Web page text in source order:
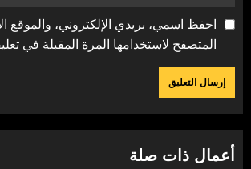
احفظ اسمي، بريدي الإلكتروني، والموقع
المتصفح لاستخدامها المرة المقبلة في
أعمال ذات صلة